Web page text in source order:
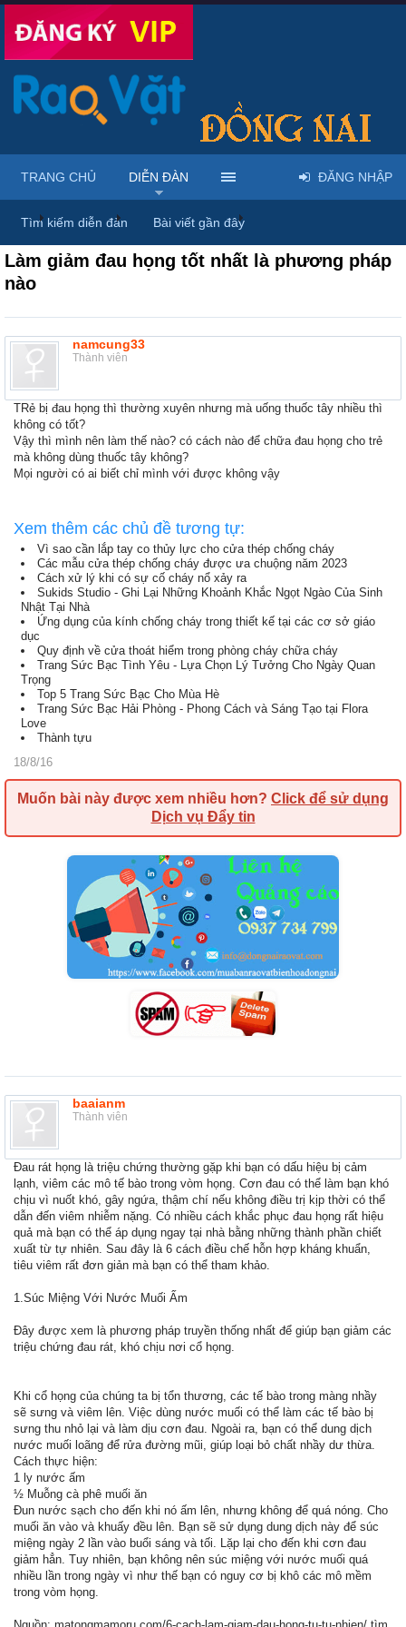
... Diễn đàn Thảo luận chung
Làm giảm đau họng tốt nhất là phương pháp
nào
namcung33
Thành viên
TRẻ bị đau họng thì thường xuyên nhưng mà uống thuốc tây nhiều thì
không có tốt?
Vậy thì mình nên làm thế nào? có cách nào để chữa đau họng cho trẻ
mà không dùng thuốc tây không?
Mọi người có ai biết chỉ mình với được không vậy
Xem thêm các chủ đề tương tự:
Vì sao cần lắp tay co thủy lực cho cửa thép chống cháy
Các mẫu cửa thép chống cháy được ưa chuộng năm 2023
Cách xử lý khi có sự cố cháy nổ xảy ra
Sukids Studio - Ghi Lại Những Khoảnh Khắc Ngọt Ngào Của Sinh
Nhật Tại Nhà
Ứng dụng của kính chống cháy trong thiết kế tại các cơ sở giáo
dục
Quy định về cửa thoát hiểm trong phòng cháy chữa cháy
Trang Sức Bạc Tình Yêu - Lựa Chọn Lý Tưởng Cho Ngày Quan
Trọng
Top 5 Trang Sức Bạc Cho Mùa Hè
Trang Sức Bạc Hải Phòng - Phong Cách và Sáng Tạo tại Flora
Love
Thành tựu
18/8/16
Muốn bài này được xem nhiều hơn? Click để sử dụng
Dịch vụ Đẩy tin
baaianm
Thành viên
Đau rát họng là triệu chứng thường gặp khi bạn có dấu hiệu bị cảm
lạnh, viêm các mô tế bào trong vòm họng. Cơn đau có thể làm bạn khó
chịu vì nuốt khó, gây ngứa, thậm chí nếu không điều trị kịp thời có thể
dẫn đến viêm nhiễm nặng. Có nhiều cách khắc phục đau họng rất hiệu
quả mà bạn có thể áp dụng ngay tại nhà bằng những thành phần chiết
xuất từ tự nhiên. Sau đây là 6 cách điều chế hỗn hợp kháng khuẩn,
tiêu viêm rất đơn giản mà bạn có thể tham khảo.
1.Súc Miệng Với Nước Muối Ấm
Đây được xem là phương pháp truyền thống nhất để giúp bạn giảm các
triệu chứng đau rát, khó chịu nơi cổ họng.
Khi cổ họng của chúng ta bị tổn thương, các tế bào trong màng nhầy
sẽ sưng và viêm lên. Việc dùng nước muối có thể làm các tế bào bị
sưng thu nhỏ lại và làm dịu cơn đau. Ngoài ra, bạn có thể dung dịch
nước muối loãng để rửa đường mũi, giúp loại bỏ chất nhầy dư thừa.
Cách thực hiện:
1 ly nước ấm
½ Muỗng cà phê muối ăn
Đun nước sạch cho đến khi nó ấm lên, nhưng không để quá nóng. Cho
muối ăn vào và khuấy đều lên. Bạn sẽ sử dụng dung dịch này để súc
miệng ngày 2 lần vào buổi sáng và tối. Lặp lại cho đến khi cơn đau
giảm hẳn. Tuy nhiên, bạn không nên súc miệng với nước muối quá
nhiều lần trong ngày vì như thế bạn có nguy cơ bị khô các mô mềm
trong vòm họng.
TRANG CHỦ DIỄN ĐÀN
Tìm kiếm diễn đàn Bài viết gần đây
ĐĂNG NHẬP